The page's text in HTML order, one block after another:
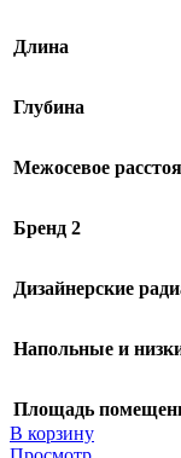
Длина
Глубина
Межосевое
Бренд 2
Дизайнерские
Напольные и
Площадь
В корзину